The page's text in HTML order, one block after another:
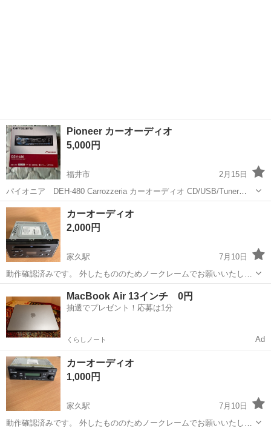
Pioneer カーオーディオ
5,000円
福井市
2月15日
パイオニア DEH-480 Carrozzeria カーオーディオ CD/USB/Tuner
WMA/USB
福井 福井市 カーオーディオ
カーオーディオ
2,000円
家久駅
7月10日
動作確認済みです。 外したもののためノークレームでお願いいたしま
す。
カーオーディオ
MacBook Air 13インチ 0円
抽選でプレゼント！応募は1分
くらしノート Ad
カーオーディオ
1,000円
家久駅
7月10日
動作確認済みです。 外したもののためノークレームでお願いいたしま